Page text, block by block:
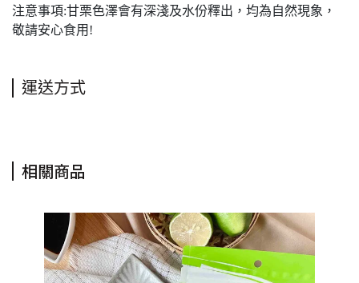
注意事項:甘栗色澤會有深淺及水份釋出，均為自然現象，
敬請安心食用!
運送方式
相關商品